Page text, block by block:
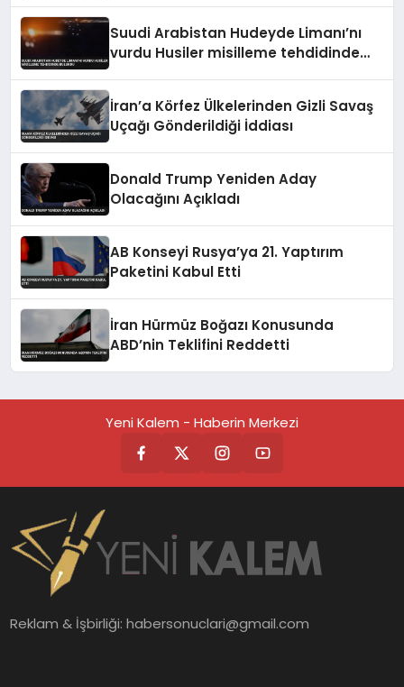
Suudi Arabistan Hudeyde Limanı’nı
vurdu Husiler misilleme tehdidinde
İran’a Körfez Ülkelerinden Gizli Savaş
Uçağı Gönderildiği İddiası
Donald Trump Yeniden Aday
Olacağını Açıkladı
AB Konseyi Rusya’ya 21. Yaptırım
Paketini Kabul Etti
İran Hürmüz Boğazı Konusunda
ABD’nin Teklifini Reddetti
Yeni Kalem - Haberin Merkezi
Reklam & İşbirliği:habersonuclari@gmail.com